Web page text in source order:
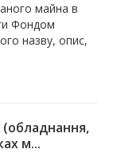
майна в
Фондом
назву, опис,
м...